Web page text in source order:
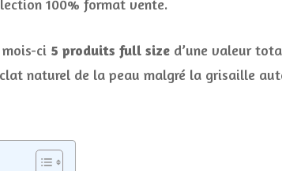
100% format vente.
ci 5 produits full size d’une valeur
naturel de la peau malgré la grisaille